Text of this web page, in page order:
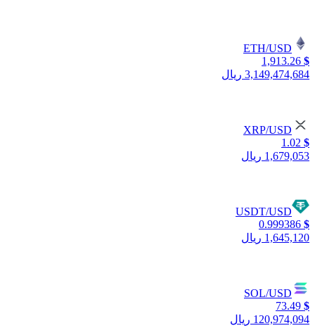
ETH/USD
$
1,913.26
3,149,474,684 ریال
XRP/USD
$
1.02
1,679,053 ریال
USDT/USD
$
0.999386
1,645,120 ریال
SOL/USD
$
73.49
120,974,094 ریال